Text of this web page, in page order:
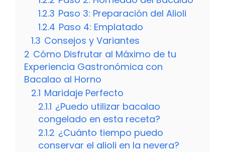
1.2.3 Paso 3: Preparación del Alioli
1.2.4 Paso 4: Emplatado
1.3 Consejos y Variantes
2 Cómo Disfrutar al Máximo de tu
Experiencia Gastronómica con
Bacalao al Horno
2.1 Maridaje Perfecto
2.1.1 ¿Puedo utilizar bacalao
congelado en esta receta?
2.1.2 ¿Cuánto tiempo puedo
conservar el alioli en la nevera?